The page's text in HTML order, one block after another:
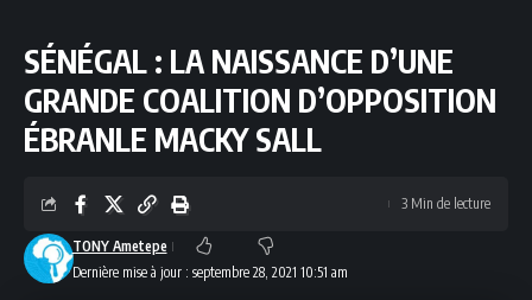
SÉNÉGAL : LA NAISSANCE D’UNE
GRANDE COALITION D’OPPOSITION
ÉBRANLE MACKY SALL
Dernière mise à jour : septembre 28, 2021 10:51 am
TONY Ametepe
3 Min de lecture